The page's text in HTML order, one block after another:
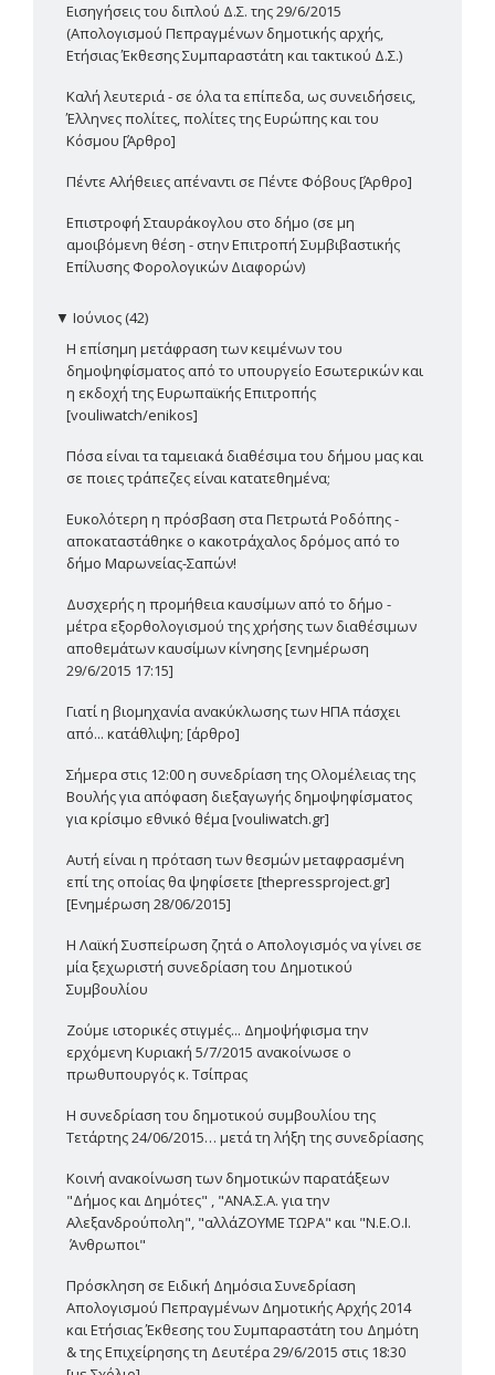
Εισηγήσεις του διπλού Δ.Σ. της 29/6/2015
(Απολογισμού Πεπραγμένων δημοτικής αρχής,
Ετήσιας Έκθεσης Συμπαραστάτη και τακτικού Δ.Σ.)
Καλή λευτεριά - σε όλα τα επίπεδα, ως συνειδήσεις,
Έλληνες πολίτες, πολίτες της Ευρώπης και του
Κόσμου [Άρθρο]
Πέντε Αλήθειες απέναντι σε Πέντε Φόβους [Άρθρο]
Επιστροφή Σταυράκογλου στο δήμο (σε μη
αμοιβόμενη θέση - στην Επιτροπή Συμβιβαστικής
Επίλυσης Φορολογικών Διαφορών)
▼ Ιούνιος (42)
Η επίσημη μετάφραση των κειμένων του
δημοψηφίσματος από το υπουργείο Εσωτερικών και
η εκδοχή της Ευρωπαϊκής Επιτροπής
[vouliwatch/enikos]
Πόσα είναι τα ταμειακά διαθέσιμα του δήμου μας και
σε ποιες τράπεζες είναι κατατεθημένα;
Ευκολότερη η πρόσβαση στα Πετρωτά Ροδόπης -
αποκαταστάθηκε ο κακοτράχαλος δρόμος από το
δήμο Μαρωνείας-Σαπών!
Δυσχερής η προμήθεια καυσίμων από το δήμο -
μέτρα εξορθολογισμού της χρήσης των διαθέσιμων
αποθεμάτων καυσίμων κίνησης [ενημέρωση
29/6/2015 17:15]
Γιατί η βιομηχανία ανακύκλωσης των ΗΠΑ πάσχει
από... κατάθλιψη; [άρθρο]
Σήμερα στις 12:00 η συνεδρίαση της Ολομέλειας της
Βουλής για απόφαση διεξαγωγής δημοψηφίσματος
για κρίσιμο εθνικό θέμα [vouliwatch.gr]
Αυτή είναι η πρόταση των θεσμών μεταφρασμένη
επί της οποίας θα ψηφίσετε [thepressproject.gr]
[Ενημέρωση 28/06/2015]
Η Λαϊκή Συσπείρωση ζητά ο Απολογισμός να γίνει σε
μία ξεχωριστή συνεδρίαση του Δημοτικού
Συμβουλίου
Ζούμε ιστορικές στιγμές... Δημοψήφισμα την
ερχόμενη Κυριακή 5/7/2015 ανακοίνωσε ο
πρωθυπουργός κ. Τσίπρας
Η συνεδρίαση του δημοτικού συμβουλίου της
Τετάρτης 24/06/2015… μετά τη λήξη της συνεδρίασης
Κοινή ανακοίνωση των δημοτικών παρατάξεων
"Δήμος και Δημότες" , "ΑΝΑ.Σ.Α. για την
Αλεξανδρούπολη", "αλλάΖΟΥΜΕ ΤΩΡΑ" και "Ν.Ε.Ο.Ι.
Άνθρωποι"
Πρόσκληση σε Ειδική Δημόσια Συνεδρίαση
Απολογισμού Πεπραγμένων Δημοτικής Αρχής 2014
και Ετήσιας Έκθεσης του Συμπαραστάτη του Δημότη
& της Επιχείρησης τη Δευτέρα 29/6/2015 στις 18:30